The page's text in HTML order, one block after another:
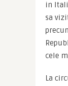
in
sa
cele
La